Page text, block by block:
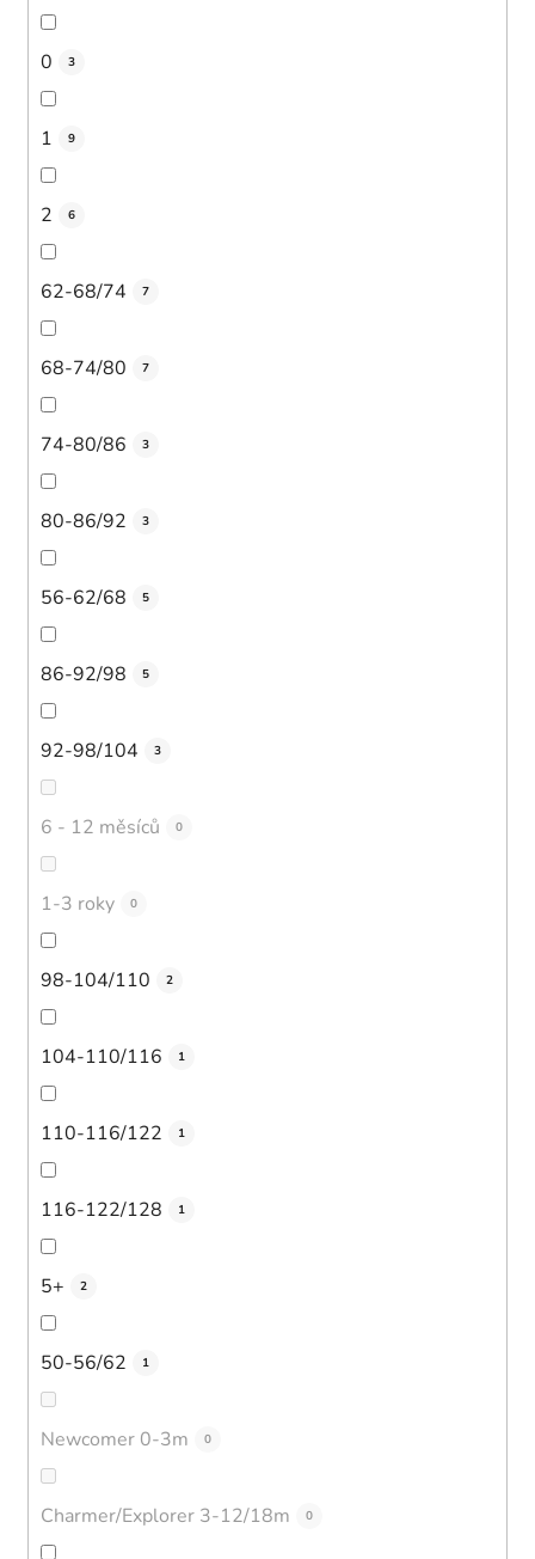
0 3
1 9
2 6
62-68/74 7
68-74/80 7
74-80/86 3
80-86/92 3
56-62/68 5
86-92/98 5
92-98/104 3
6 - 12 měsíců 0
1-3 roky 0
98-104/110 2
104-110/116 1
110-116/122 1
116-122/128 1
5+ 2
50-56/62 1
Newcomer 0-3m 0
Charmer/Explorer 3-12/18m 0